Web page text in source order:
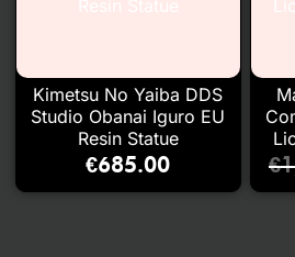
Kimetsu No Yaiba DDS
Studio Obanai Iguro EU
Resin Statue
€685.00 €